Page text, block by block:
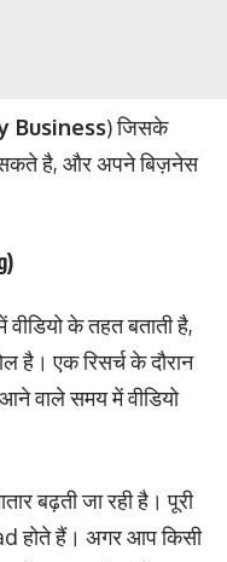
Business) जिसके
है, और अपने बिज़नेस
के तहत बताती है,
है। एक रिसर्च के दौरान
वाले समय में वीडियो
बढ़ती जा रही है। पूरी
होते हैं। अगर आप किसी